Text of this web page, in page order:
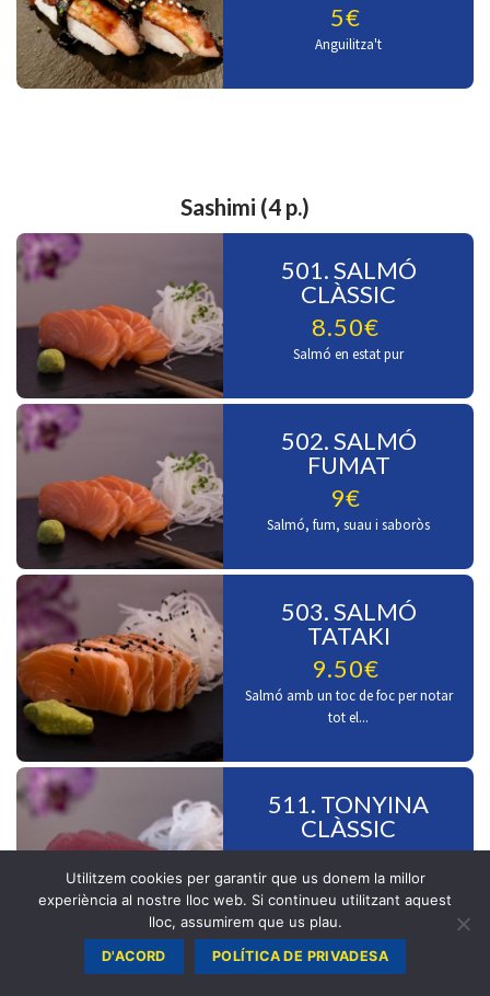
5€
Anguilitza't
Sashimi (4 p.)
501. SALMÓ
CLÀSSIC
8.50€
Salmó en estat pur
502. SALMÓ
FUMAT
9€
Salmó, fum, suau i saboròs
503. SALMÓ
TATAKI
9.50€
Salmó amb un toc de foc per notar
tot el...
511. TONYINA
CLÀSSIC
9.50€
Tonyina en estat pur
512. TONYINA
Utilitzem cookies per garantir que us donem la millor
experiència al nostre lloc web. Si continueu utilitzant aquest
lloc, assumirem que us plau.
D'ACORD POLÍTICA DE PRIVADESA